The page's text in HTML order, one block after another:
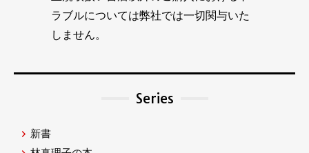
ラブルについては弊社では一切関与いた
しません。
Series
新書